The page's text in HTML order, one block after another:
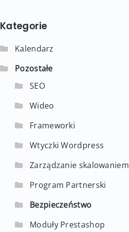
Kategorie
Kalendarz
Pozostałe
SEO
Wideo
Frameworki
Wtyczki Wordpress
Zarządzanie skalowaniem
Program Partnerski
Bezpieczeństwo
Moduły Prestashop